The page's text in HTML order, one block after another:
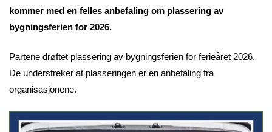
kommer med en felles anbefaling om plassering av
bygningsferien for 2026.
Partene drøftet plassering av bygningsferien for ferieåret 2026.
De understreker at plasseringen er en anbefaling fra
organisasjonene.